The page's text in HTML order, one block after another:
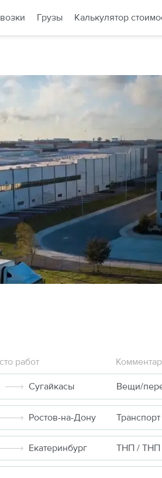
Грузы Калькулятор
работ
Сугайкасы Вещи/
Ростов-на-Дону
Екатеринбург ТНП / ТНП